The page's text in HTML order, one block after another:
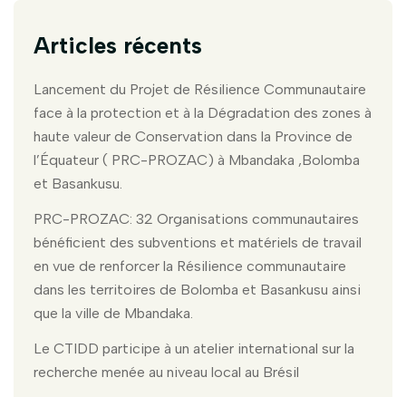
Articles récents
Lancement du Projet de Résilience Communautaire
face à la protection et à la Dégradation des zones à
haute valeur de Conservation dans la Province de
l’Équateur ( PRC-PROZAC) à Mbandaka ,Bolomba
et Basankusu.
PRC-PROZAC: 32 Organisations communautaires
bénéficient des subventions et matériels de travail
en vue de renforcer la Résilience communautaire
dans les territoires de Bolomba et Basankusu ainsi
que la ville de Mbandaka.
Le CTIDD participe à un atelier international sur la
recherche menée au niveau local au Brésil